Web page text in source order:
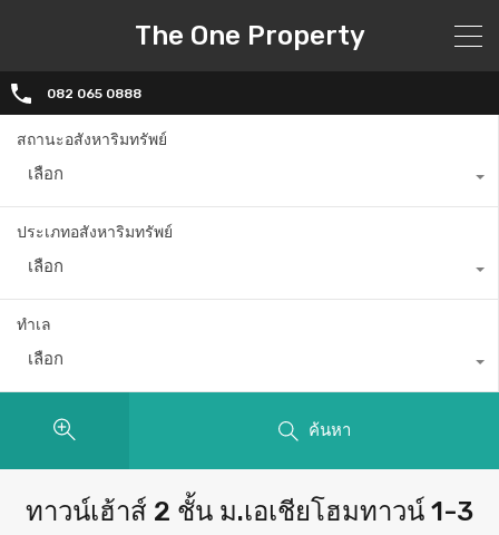
The One Property
082 065 0888
สถานะอสังหาริมทรัพย์
เลือก
ประเภทอสังหาริมทรัพย์
เลือก
ทำเล
เลือก
ค้นหา
ทาวน์เฮ้าส์ 2 ชั้น ม.เอเชียโฮมทาวน์ 1-3